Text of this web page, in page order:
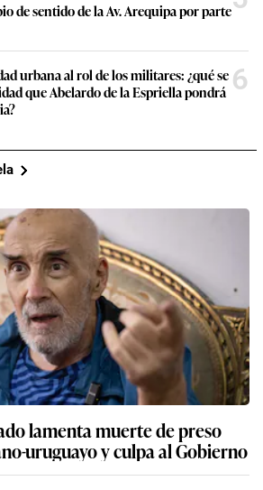
de sentido de la Av. Arequipa por parte
urbana al rol de los militares: ¿qué se
que Abelardo de la Espriella pondrá 6
lamenta muerte de preso
uruguayo y culpa al Gobierno